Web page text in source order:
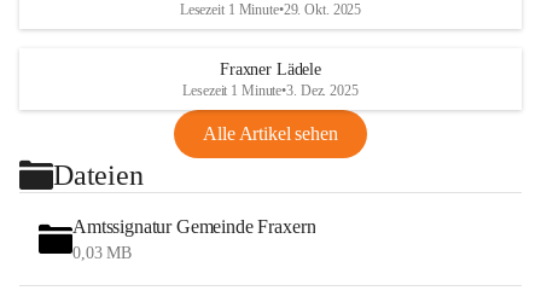
Lesezeit 1 Minute•29. Okt. 2025
Fraxner Lädele
Lesezeit 1 Minute•3. Dez. 2025
Alle Artikel sehen
Dateien
Amtssignatur Gemeinde Fraxern
0,03 MB